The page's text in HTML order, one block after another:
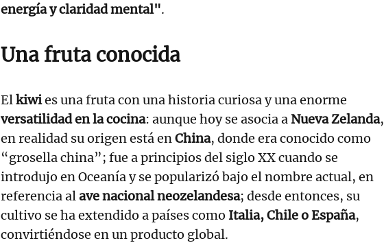
energía y claridad mental".
Una fruta conocida
Elkiwies una fruta con una historia curiosa y una enorme
versatilidad en la cocina: aunque hoy se asocia a Nueva Zelanda,
en realidad su origen está enChina, donde era conocido como
“grosella china”; fue a principios del siglo XX cuando se
introdujo en Oceanía y se popularizó bajo el nombre actual, en
referencia alave nacional neozelandesa; desde entonces, su
cultivo se ha extendido a países como Italia, Chile o España,
convirtiéndose en un producto global.